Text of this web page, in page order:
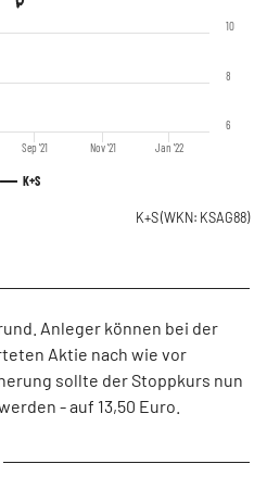
K+S
Sep '21 Nov '21 Jan '22
6
8
10
K+S(WKN: KSAG88)
Anleger können bei der
Aktie nach wie vor
sollte der Stoppkurs nun
- auf 13,50 Euro.